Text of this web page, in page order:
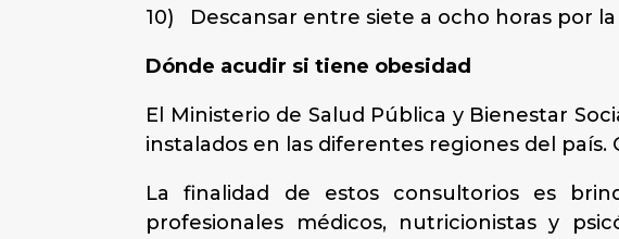
10) Descansar entre siete a ocho horas por
Dónde acudir si tiene obesidad
El Ministerio de Salud Pública y Bienestar
instalados en las diferentes regiones del
La finalidad de estos consultorios es
profesionales médicos, nutricionistas y